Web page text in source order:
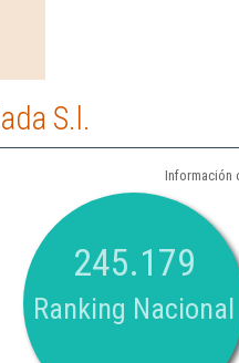
S.l.
Información
245.179
Ranking Nacional